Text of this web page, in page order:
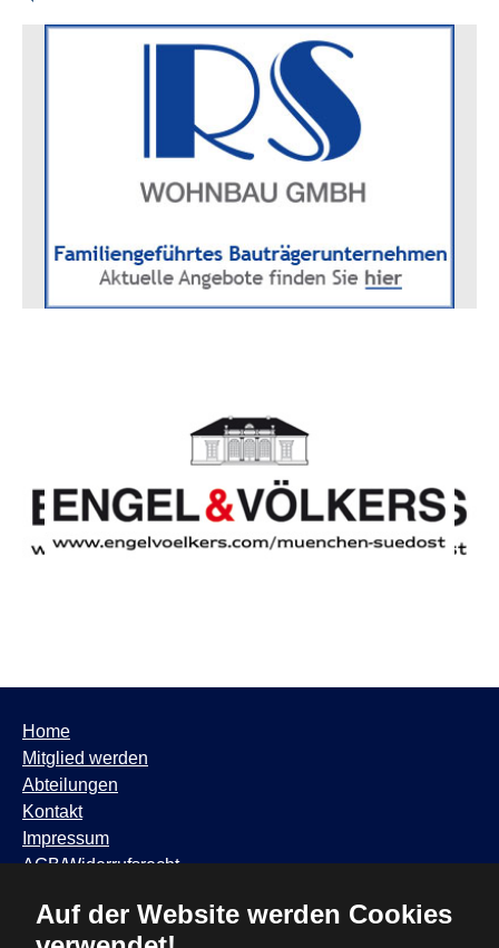
Auf der Website werden Cookies
Home
Mitglied werden
Abteilungen
Kontakt
Impressum
AGB/Widerrufsrecht
TSV Trudering ∙ Feldbergstr. 65 ∙ 81825 München ∙ Tel: